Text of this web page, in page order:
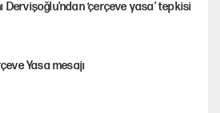
Dervişoğlu'ndan ‘çerçeve yasa’ tepkisi
Yasa mesajı